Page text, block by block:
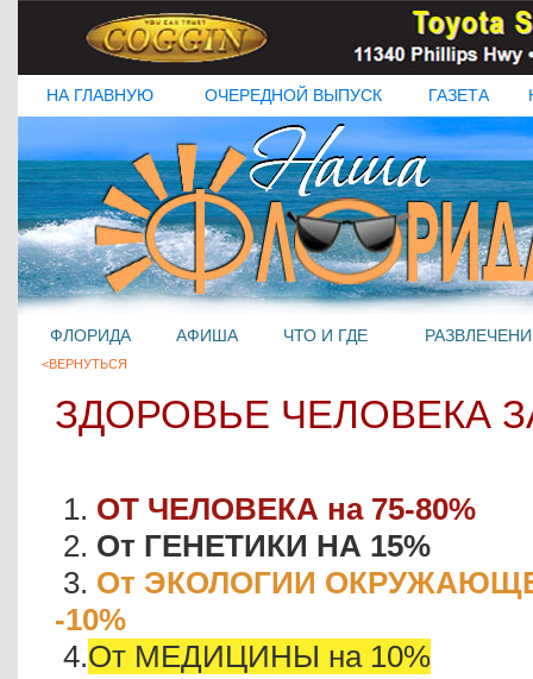
НА ГЛАВНУЮ ОЧЕРЕДНОЙ ВЫПУСК ГАЗЕТА
ФЛОРИДА АФИША ЧТО И ГДЕ
<ВЕРНУТЬСЯ
ЗДОРОВЬЕ ЧЕЛОВЕКА
1. ОТ ЧЕЛОВЕКА на 75-80%
2. От ГЕНЕТИКИ НА 15%
3. От ЭКОЛОГИИ
-10%
4.От МЕДИЦИНЫ на 10%